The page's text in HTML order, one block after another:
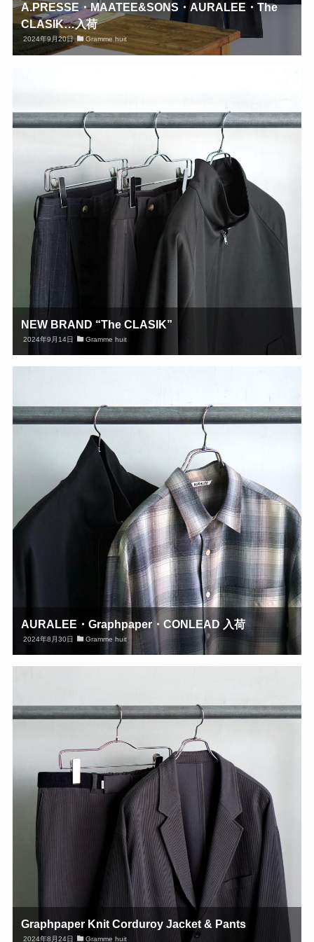
A.PRESSE・MAATEE&SONS・AURALEE・The
CLASIK…入荷
2024年9月20日 Gramme huit
NEW BRAND “The CLASIK”
2024年9月14日 Gramme huit
AURALEE・Graphpaper・CONLEAD 入荷
2024年8月30日 Gramme huit
Graphpaper Knit Corduroy Jacket & Pants
2024年8月24日 Gramme huit